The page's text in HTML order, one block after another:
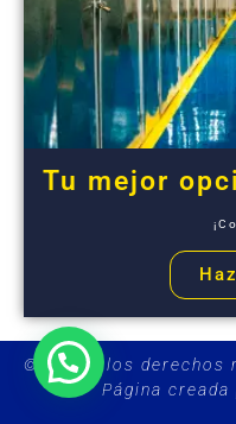
Tu mejor
© Todos los derechos
Página creada